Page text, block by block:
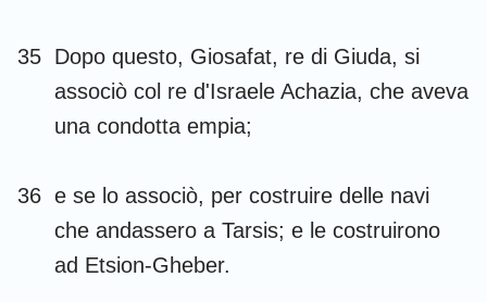
35 Dopo questo, Giosafat, re di Giuda, si
associò col re d'Israele Achazia, che aveva
una condotta empia;
36 e se lo associò, per costruire delle navi
che andassero a Tarsis; e le costruirono
ad Etsion-Gheber.